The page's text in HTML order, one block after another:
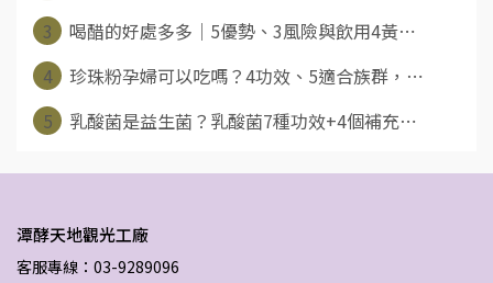
3
喝醋的好處多多｜5優勢、3風險與飲用4黃⋯
4
珍珠粉孕婦可以吃嗎？4功效、5適合族群，⋯
5
乳酸菌是益生菌？乳酸菌7種功效+4個補充⋯
潭酵天地觀光工廠
客服專線：03-9289096